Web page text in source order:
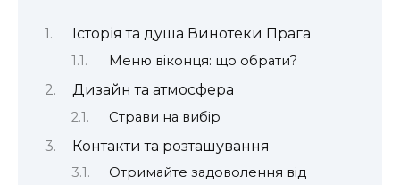
Історія та душа Винотеки Прага
Меню віконця: що обрати?
Дизайн та атмосфера
Страви на вибір
Контакти та розташування
Отримайте задоволення від